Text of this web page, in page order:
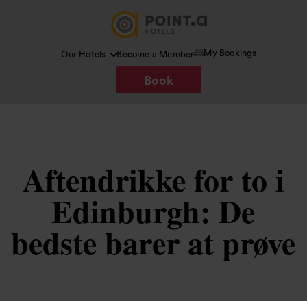
Our Hotels Become a Member My Bookings
Book
Aftendrikke for to i
Edinburgh: De
bedste barer at prøve